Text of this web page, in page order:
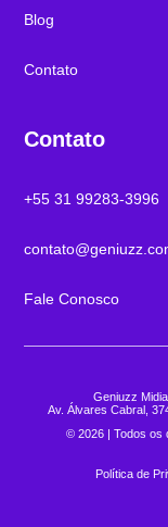
Blog
Contato
Contato
+55 31 99283-3996
Fale Conosco
Geniuzz
Av. Álvares Cabral,
© 2026 | Todos os
Política de